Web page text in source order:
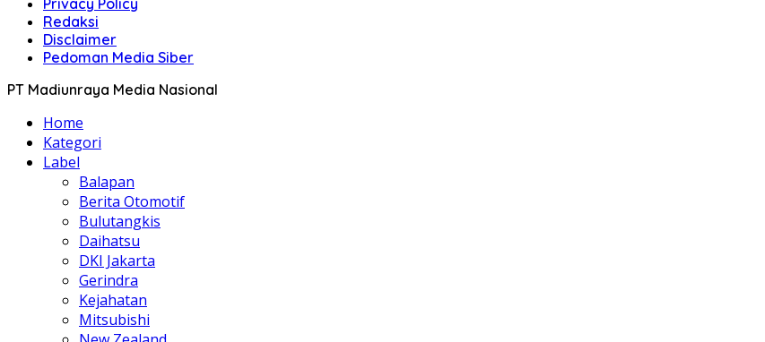
Privacy Policy
Redaksi
Disclaimer
Pedoman Media Siber
PT Madiunraya Media Nasional
Home
Kategori
Label
Balapan
Berita Otomotif
Bulutangkis
Daihatsu
DKI Jakarta
Gerindra
Kejahatan
Mitsubishi